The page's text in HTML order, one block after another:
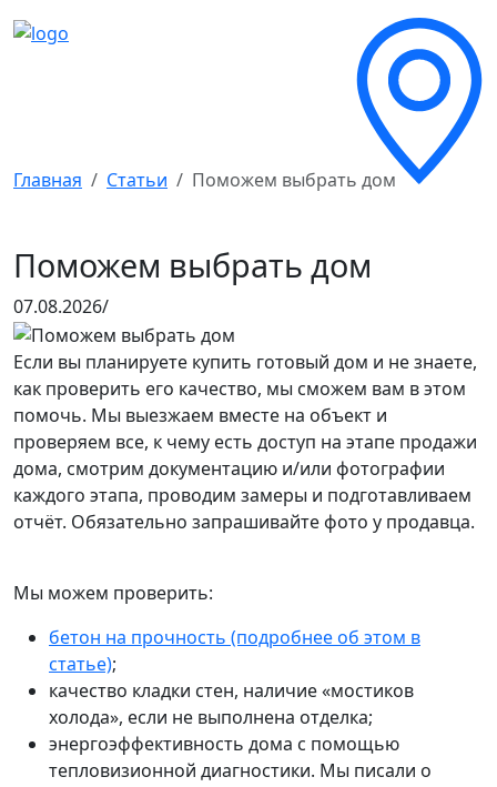
Главная Статьи Поможем выбрать дом
Поможем выбрать дом
07.08.2026/
Если вы планируете купить готовый дом и не знаете,
как проверить его качество, мы сможем вам в этом
помочь. Мы выезжаем вместе на объект и
проверяем все, к чему есть доступ на этапе продажи
дома, смотрим документацию и/или фотографии
каждого этапа, проводим замеры и подготавливаем
отчёт. Обязательно запрашивайте фото у продавца.
Мы можем проверить:
бетон на прочность (подробнее об этом в
статье);
качество кладки стен, наличие «мостиков
холода», если не выполнена отделка;
энергоэффективность дома с помощью
тепловизионной диагностики. Мы писали о